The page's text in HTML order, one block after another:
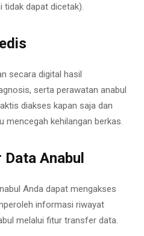
tidak dapat dicetak).
secara digital hasil
serta perawatan anabul
diakses kapan saja dan
mencegah kehilangan berkas.
Anabul
Anda dapat mengakses
informasi riwayat
melalui fitur transfer data.